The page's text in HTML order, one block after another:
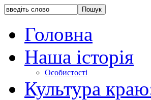
Головна
Наша історія
Особистості
Культура